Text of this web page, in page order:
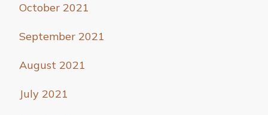
October 2021
September 2021
August 2021
July 2021